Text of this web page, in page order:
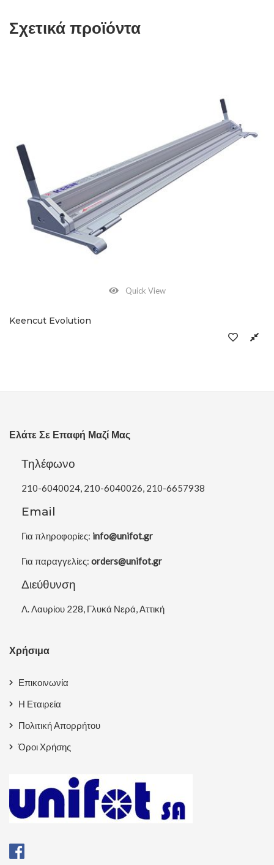
Σχετικά προϊόντα
Quick View
Keencut Evolution
Ελάτε Σε Επαφή Μαζί Μας
Τηλέφωνο
210-6040024, 210-6040026, 210-6657938
Email
Για πληροφορίες: info@unifot.gr
Για παραγγελίες: orders@unifot.gr
Διεύθυνση
Λ. Λαυρίου 228, Γλυκά Νερά, Αττική
Χρήσιμα
Επικοινωνία
Η Εταιρεία
Πολιτική Απορρήτου
Όροι Χρήσης